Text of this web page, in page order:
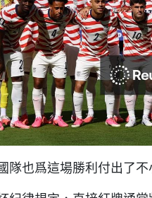
隊也爲這場勝利付出了不